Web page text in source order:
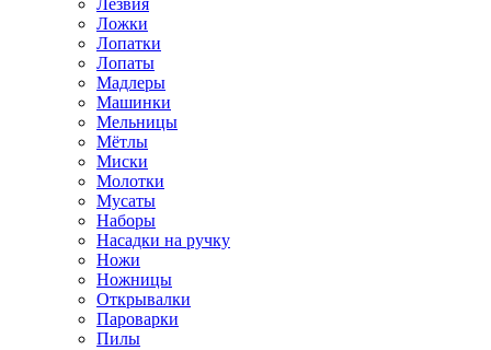
Лезвия
Ложки
Лопатки
Лопаты
Мадлеры
Машинки
Мельницы
Мётлы
Миски
Молотки
Мусаты
Наборы
Насадки на ручку
Ножи
Ножницы
Открывалки
Пароварки
Пилы